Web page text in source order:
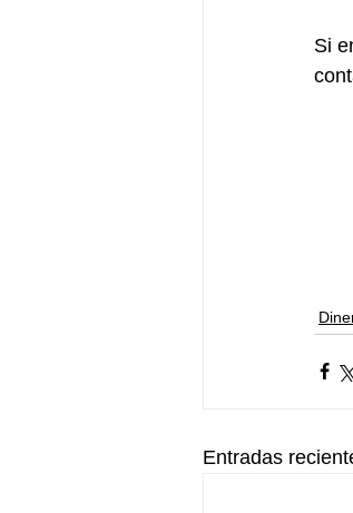
Si
Entradas